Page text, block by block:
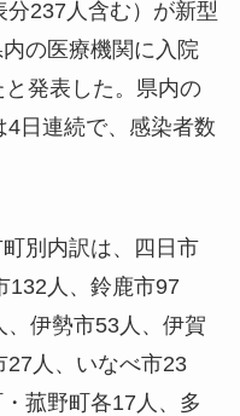
237人含む）が新型
の医療機関に入院
発表した。県内の
日連続で、感染者数
別内訳は、四日市
132人、鈴鹿市97
、伊勢市53人、伊賀
27人、いなべ市23
菰野町各17人、多